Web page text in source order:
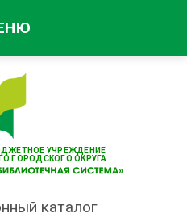
УЧРЕЖДЕНИЕ
ГОРОДСКОГО ОКРУГА
каталог